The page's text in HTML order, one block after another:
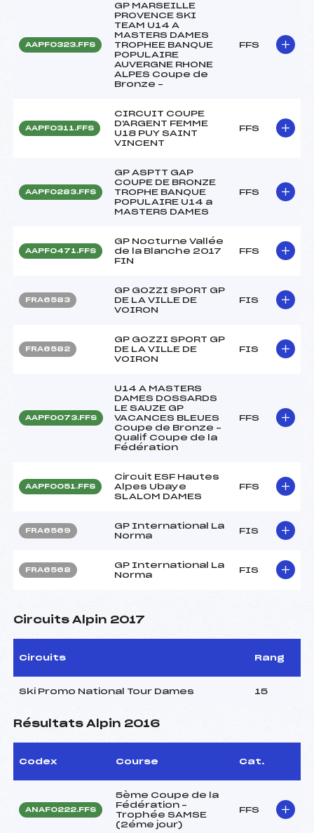
AAPF0323.FFS
GP MARSEILLE
PROVENCE SKI
TEAM U14 A
MASTERS DAMES
TROPHEE BANQUE
POPULAIRE
AUVERGNE RHONE
ALPES Coupe de
Bronze –
FFS
AAPF0311.FFS
CIRCUIT COUPE
D'ARGENT FEMME
U18 PUY SAINT
VINCENT
FFS
AAPF0283.FFS
GP ASPTT GAP
COUPE DE BRONZE
TROPHE BANQUE
POPULAIRE U14 a
MASTERS DAMES
FFS
AAPF0471.FFS
GP Nocturne Vallée
de la Blanche 2017
FIN
FFS
FRA6583
GP GOZZI SPORT GP
DE LA VILLE DE
VOIRON
FIS
FRA6582
GP GOZZI SPORT GP
DE LA VILLE DE
VOIRON
FIS
AAPF0073.FFS
U14 A MASTERS
DAMES DOSSARDS
LE SAUZE GP
VACANCES BLEUES
Coupe de Bronze –
Qualif Coupe de la
Fédération
FFS
AAPF0051.FFS
Circuit ESF Hautes
Alpes Ubaye
SLALOM DAMES
FFS
FRA6569
GP International La
Norma
FIS
FRA6568
GP International La
Norma
FIS
Circuits Alpin 2017
Circuits Rang
Ski Promo National Tour Dames 15
Résultats Alpin 2016
Codex Course Cat.
ANAF0222.FFS
5ème Coupe de la
Fédération –
Trophée SAMSE
(2éme jour)
FFS